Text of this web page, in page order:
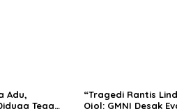
Adu,
Tega
“Tragedi Rantis
Ojol: GMNI Desak